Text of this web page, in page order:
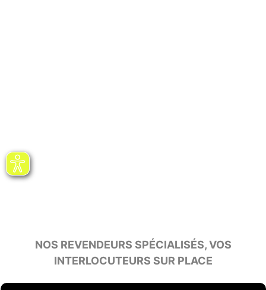
NOS REVENDEURS SPÉCIALISÉS, VOS
INTERLOCUTEURS SUR PLACE